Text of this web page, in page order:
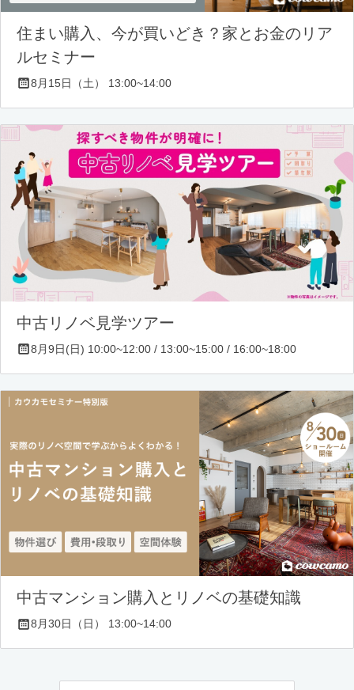
住まい購入、今が買いどき？家とお金のリア
ルセミナー
8月15日（土） 13:00~14:00
中古リノベ見学ツアー
8月9日(日) 10:00~12:00 / 13:00~15:00 / 16:00~18:00
中古マンション購入とリノベの基礎知識
8月30日（日） 13:00~14:00